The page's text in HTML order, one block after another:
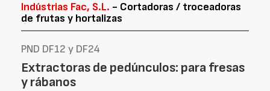
Indústrias Fac, S.L. - Cortadoras / troceadoras
de frutas y hortalizas
PND DF12 y DF24
Extractoras de pedúnculos: para fresas
y rábanos